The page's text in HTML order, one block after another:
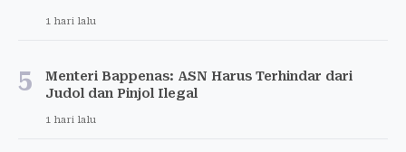
1 hari lalu
5
Menteri Bappenas: ASN Harus Terhindar dari
Judol dan Pinjol Ilegal
1 hari lalu